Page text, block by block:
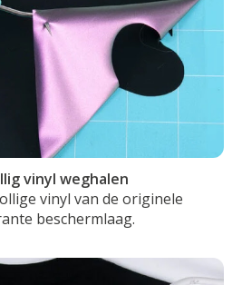
vinyl weghalen
vinyl van de originele
beschermlaag.